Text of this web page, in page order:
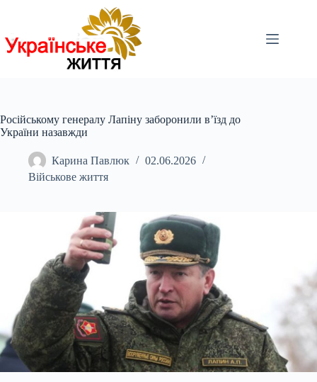
Російському генералу Лапіну заборонили в’їзд до
України назавжди
Карина Павлюк
02.06.2026
Військове життя